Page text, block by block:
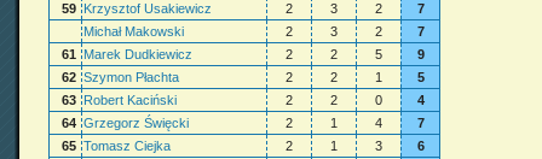
59 Krzysztof Usakiewicz 2 3 2
7
Michał Makowski
2 3 2
7
61
Marek Dudkiewicz 2 2 5
9
62 Szymon Płachta 2 2 1
5
63 Robert Kaciński 2 2 0
4
64 Grzegorz Święcki 2 1 4
7
65 Tomasz Ciejka 2 1 3
6